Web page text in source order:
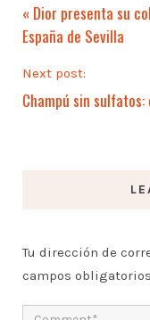
« Dior presenta su
España de Sevilla
Next post:
Champú sin
Tu dirección de
campos